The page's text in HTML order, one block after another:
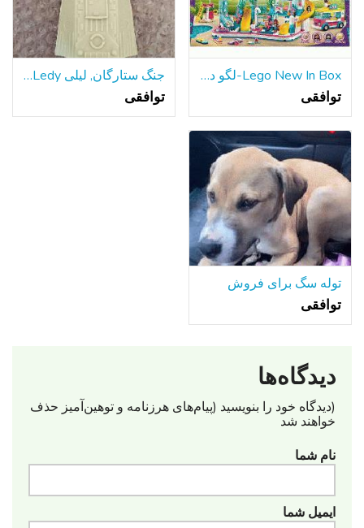
Lego New In Box-لگو دوستان تابستان سرگرم کننده پارک آبی
توافقی
جنگ ستارگان, لیلی Ledy هزاره فالکون سطح شیب دار قسمت 1979
توافقی
توله سگ برای فروش
توافقی
دیدگاه‌ها
(دیدگاه خود را بنویسید (پیام‌های هرزنامه‌ و توهین‌آمیز حذف
خواهند شد
نام شما
ایمیل شما